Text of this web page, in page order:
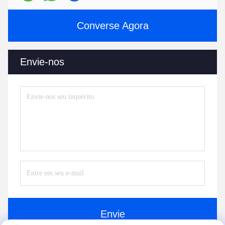
Converse Agora
Envie-nos
Envie